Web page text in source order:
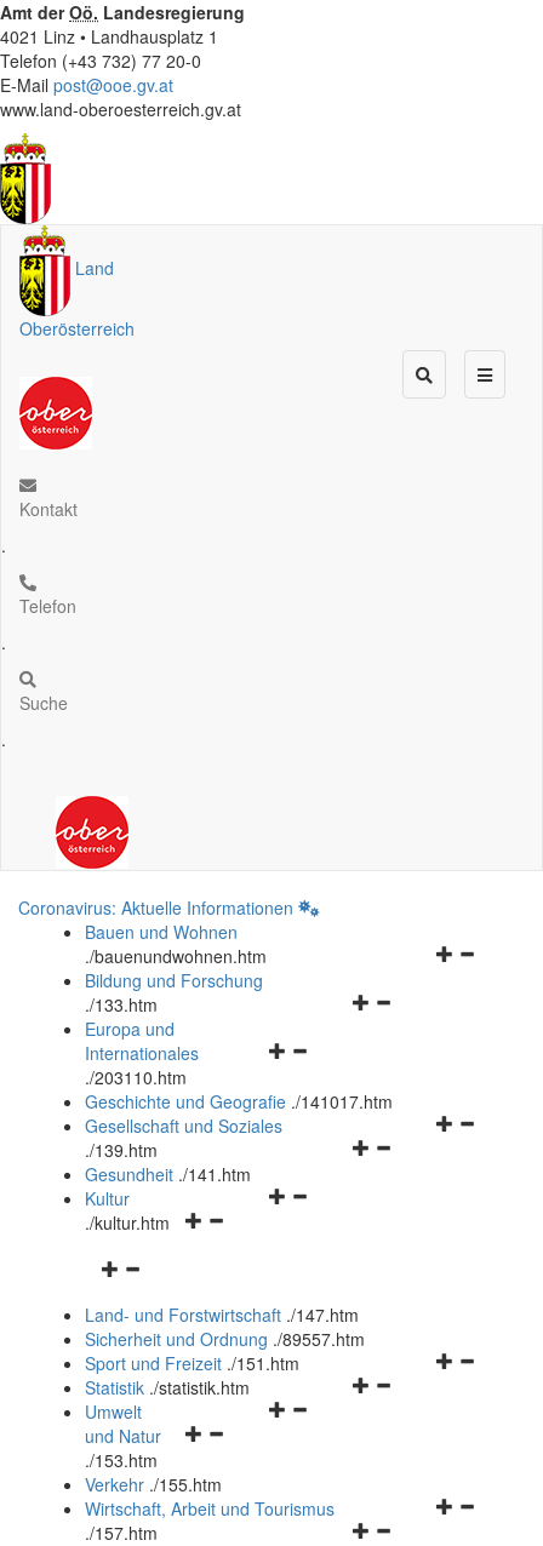
Amt derOö. Landesregierung
4021 Linz • Landhausplatz 1
Telefon (+43 732) 77 20-0
E-Mail post@ooe.gv.at
www.land-oberoesterreich.gv.at
Land
Oberösterreich
Kontakt
.
Telefon
.
Suche
.
Coronavirus: Aktuelle Informationen
Bauen und Wohnen
./bauenundwohnen.htm
Navigationsmenü
Bildung und Forschung
./133.htm
Navigationsmenü
und
schließen
Europa und
Internationales
./203110.htm
Geschichte und Geografie ./141017.htm
Navigationsmenü
Gesellschaft und Soziales
./139.htm
Navigationsmenü
Gesundheit ./141.htm
Navigationsmenü
Kultur
./kultur.htm
Navigationsmenü
und
schließen
Land- und Forstwirtschaft ./147.htm
Sicherheit und Ordnung ./89557.htm
Navigationsmenü
Sport und Freizeit ./151.htm
Navigationsmenü
Statistik ./statistik.htm
Navigationsmenü
und
schließen
Umwelt
und Natur
./153.htm
Verkehr ./155.htm
Navigationsmenü
Wirtschaft, Arbeit und Tourismus
./157.htm